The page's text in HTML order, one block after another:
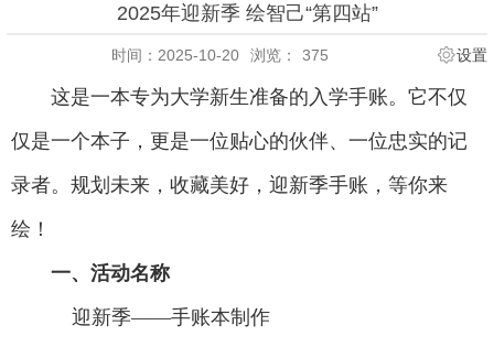
2025年迎新季 绘智己“第四站”
时间：2025-10-20 浏览： 375 设置
这是一本专为大学新生准备的入学手账。它不仅
仅是一个本子，更是一位贴心的伙伴、一位忠实的记
录者。规划未来，收藏美好，迎新季手账，等你来
绘！
一、活动名称
迎新季——手账本制作